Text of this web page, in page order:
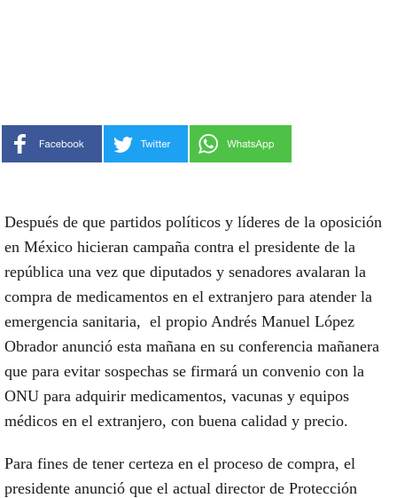
Después de que partidos políticos y líderes de la oposición
en México hicieran campaña contra el presidente de la
república una vez que diputados y senadores avalaran la
compra de medicamentos en el extranjero para atender la
emergencia sanitaria, el propio Andrés Manuel López
Obrador anunció esta mañana en su conferencia mañanera
que para evitar sospechas se firmará un convenio con la
ONU para adquirir medicamentos, vacunas y equipos
médicos en el extranjero, con buena calidad y precio.
Para fines de tener certeza en el proceso de compra, el
presidente anunció que el actual director de Protección